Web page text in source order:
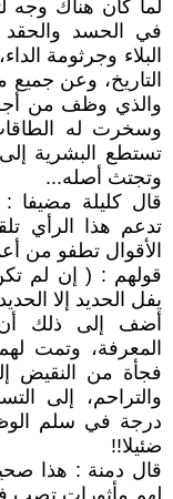
لما كان هناك وجه
في الحسد
البلاء وجرثومة
التاريخ، وعن جميع
والذي وظف من أجله
وسخرت له
تستطع البشرية
وتجتث أصله...
قال كليلة مضيفا :
تدعم هذا الرأي
الأقوال تطفو من
قولهم : ( إن لم
يفل الحديد إلا
أضف إلى ذلك
المعرفة، وتمت
فجأة من النقيض
والتراحم، إلى
درجة في سلم
ضئيلا!!
قال دمنة : هذا